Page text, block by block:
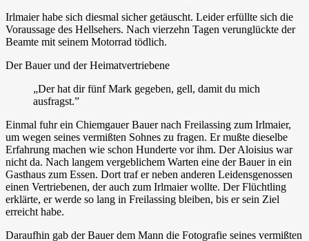
Irlmaier habe sich diesmal sicher getäuscht. Leider erfüllte sich die
Voraussage des Hellsehers. Nach vierzehn Tagen verunglückte der
Beamte mit seinem Motorrad tödlich.
Der Bauer und der Heimatvertriebene
„Der hat dir fünf Mark gegeben, gell, damit du mich
ausfragst.”
Einmal fuhr ein Chiemgauer Bauer nach Freilassing zum Irlmaier,
um wegen seines vermißten Sohnes zu fragen. Er mußte dieselbe
Erfahrung machen wie schon Hunderte vor ihm. Der Aloisius war
nicht da. Nach langem vergeblichem Warten eine der Bauer in ein
Gasthaus zum Essen. Dort traf er neben anderen Leidensgenossen
einen Vertriebenen, der auch zum Irlmaier wollte. Der Flüchtling
erklärte, er werde so lang in Freilassing bleiben, bis er sein Ziel
erreicht habe.
Daraufhin gab der Bauer dem Mann die Fotografie seines vermißten